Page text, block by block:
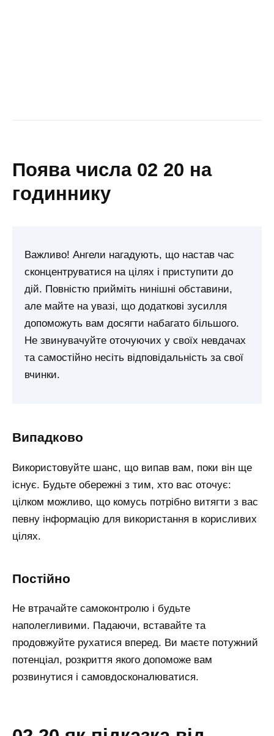
поява числа 02 20 на
годиннику
Важливо! Ангели нагадують, що настав час
сконцентруватися на цілях і приступити до
дій. Повністю прийміть нинішні обставини,
але майте на увазі, що додаткові зусилля
допоможуть вам досягти набагато більшого.
Не звинувачуйте оточуючих у своїх невдачах
та самостійно несіть відповідальність за свої
вчинки.
випадково
Використовуйте шанс, що випав вам, поки він ще
існує. Будьте обережні з тим, хто вас оточує:
цілком можливо, що комусь потрібно витягти з вас
певну інформацію для використання в корисливих
цілях.
постійно
Не втрачайте самоконтролю і будьте
наполегливими. Падаючи, вставайте та
продовжуйте рухатися вперед. Ви маєте потужний
потенціал, розкриття якого допоможе вам
розвинутися і самовдосконалюватися.